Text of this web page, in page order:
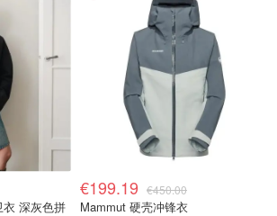
深灰色拼
€199.19 €450.00
Mammut 硬壳冲锋衣